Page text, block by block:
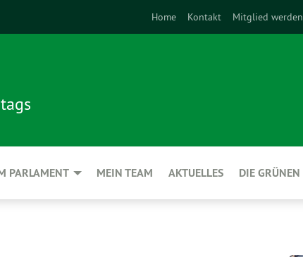
Home Kontakt Mitglied werden
PARLAMENT MEIN TEAM AKTUELLES DIE GRÜNEN